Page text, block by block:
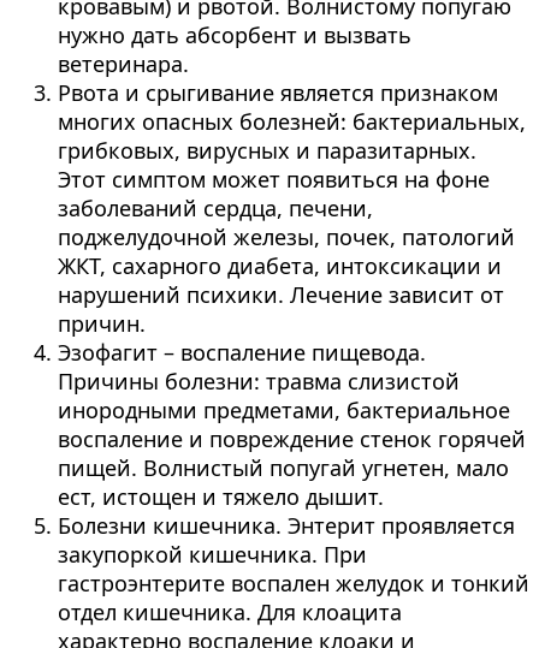
кровавым) и рвотой. Волнистому попугаю
нужно дать абсорбент и вызвать
ветеринара.
Рвота и срыгивание является признаком
многих опасных болезней: бактериальных,
грибковых, вирусных и паразитарных.
Этот симптом может появиться на фоне
заболеваний сердца, печени,
поджелудочной железы, почек, патологий
ЖКТ, сахарного диабета, интоксикации и
нарушений психики. Лечение зависит от
причин.
Эзофагит – воспаление пищевода.
Причины болезни: травма слизистой
инородными предметами, бактериальное
воспаление и повреждение стенок горячей
пищей. Волнистый попугай угнетен, мало
ест, истощен и тяжело дышит.
Болезни кишечника. Энтерит проявляется
закупоркой кишечника. При
гастроэнтерите воспален желудок и тонкий
отдел кишечника. Для клоацита
характерно воспаление клоаки и